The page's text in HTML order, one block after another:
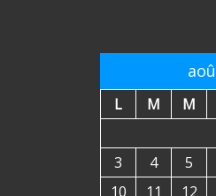
L M M
3
4 5
10
11 12